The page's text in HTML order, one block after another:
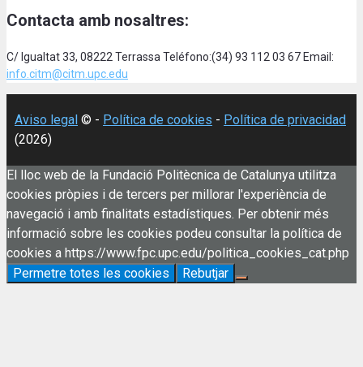
Contacta amb nosaltres:
C/ Igualtat 33, 08222 Terrassa Teléfono:(34) 93 112 03 67 Email:
info.citm@citm.upc.edu
Aviso legal © - Política de cookies - Política de privacidad
(2026)
El lloc web de la Fundació Politècnica de Catalunya utilitza
cookies pròpies i de tercers per millorar l'experiència de
navegació i amb finalitats estadístiques. Per obtenir més
informació sobre les cookies podeu consultar la política de
cookies a https://www.fpc.upc.edu/politica_cookies_cat.php
Permetre totes les cookies
Rebutjar